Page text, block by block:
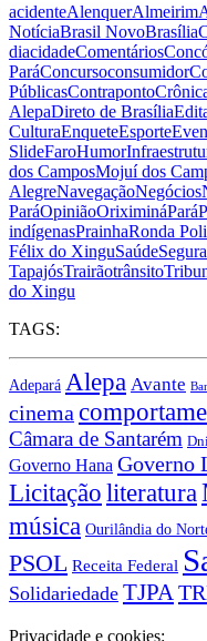
acidenteAlenquerAlmeirim
NotíciaBrasil NovoBrasília
diacidadeComentários
ParáConcursoconsumidor
PúblicasContraponto
AlepaDireto de Brasília
CulturaEnqueteEsporte
SlideFaroHumor
dos CamposMojuí dos
AlegreNavegaçãoNegócios
ParáOpiniãoOriximináPará
indígenasPrainhaRonda
Félix do XinguSaúde
TapajósTrairãotrânsito
do Xingu
TAGS:
Adepará Alepa Avante
cinema
Câmara de Santarém
Governo Hana Governo
Licitação literatura
música Ourilândia do
PSOL Receita Federal
Solidariedade TJPA
Privacidade e cookies: